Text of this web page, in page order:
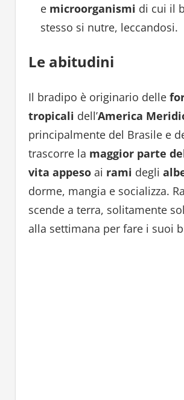
emicroorganismi di cui il
stesso si nutre, leccandosi.
Le abitudini
Il bradipo è originario delle
tropicali dell’America
principalmente del Brasile e
trascorre la maggior parte
vita appesoai rami degli
dorme, mangia e socializza.
scende a terra, solitamente
alla settimana per fare i suoi